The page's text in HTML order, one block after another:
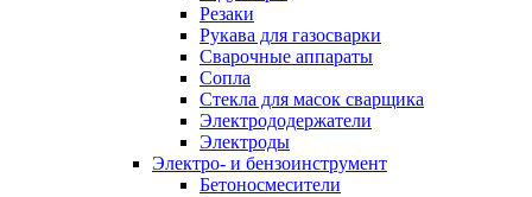
Резаки
Рукава для газосварки
Сварочные аппараты
Сопла
Стекла для масок сварщика
Электрододержатели
Электроды
Электро- и бензоинструмент
Бетоносмесители